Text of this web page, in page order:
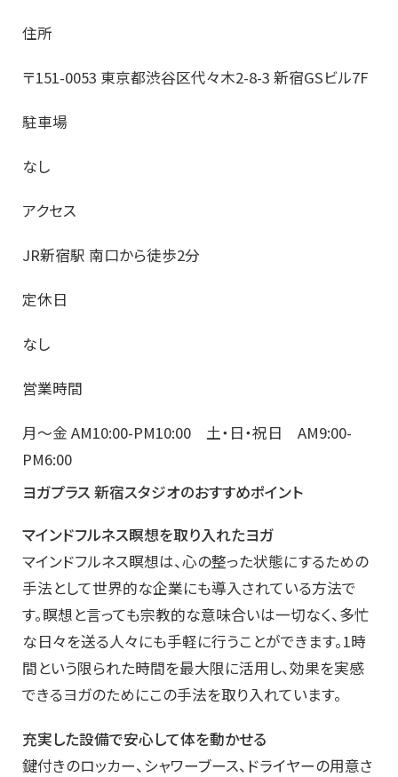
住所
〒151-0053 東京都渋谷区代々木2-8-3 新宿GSビル7F
駐車場
なし
アクセス
JR新宿駅 南口から徒歩2分
定休日
なし
営業時間
月〜金 AM10:00-PM10:00 土・日・祝日 AM9:00-
PM6:00
ヨガプラス 新宿スタジオのおすすめポイント
マインドフルネス瞑想を取り入れたヨガ
マインドフルネス瞑想は、心の整った状態にするための
手法として世界的な企業にも導入されている方法で
す。瞑想と言っても宗教的な意味合いは一切なく、多忙
な日々を送る人々にも手軽に行うことができます。1時
間という限られた時間を最大限に活用し、効果を実感
できるヨガのためにこの手法を取り入れています。
充実した設備で安心して体を動かせる
鍵付きのロッカー、シャワーブース、ドライヤーの用意さ